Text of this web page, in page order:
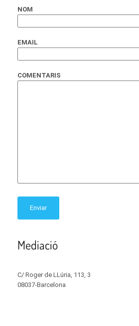
NOM
EMAIL
COMENTARIS
Mediació
C/ Roger de LLúria, 113, 3
08037-Barcelona